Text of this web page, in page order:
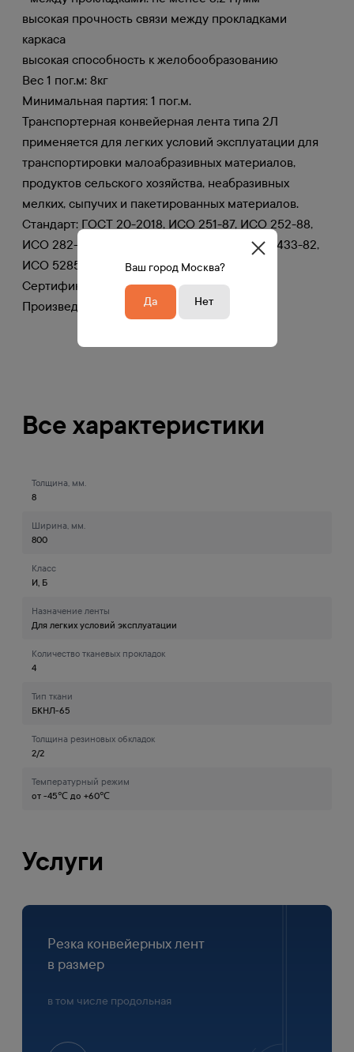
высокая прочность связи между прокладками
каркаса
высокая способность к желобообразованию
Вес 1 пог.м: 8кг
Минимальная партия: 1 пог.м.
Транспортерная конвейерная лента типа 2Л
применяется для легких условий эксплуатации для
транспортировки малоабразивных материалов,
продуктов сельского хозяйства, неабразивных
мелких, сыпучих и пакетированных материалов.
Стандарт: ГОСТ 20-2018, ИСО 251-87, ИСО 252-88,
ИСО 282-75, ИСО 284-82, ИСО 432-75, ИСО 433-82,
ИCO 5285-78, ИСО 583-75
Сертификат: Предоставляется по запросу
Произведено в Китае
Все характеристики
Толщина, мм.
8
Ширина, мм.
800
Класс
И, Б
Назначение ленты
Для легких условий эксплуатации
Количество тканевых прокладок
4
Тип ткани
БКНЛ-65
Толщина резиновых обкладок
2/2
Температурный режим
от -45℃ до +60℃
Услуги
Резка конвейерных лент
в размер
в том числе продольная
Ваш город Москва?
Да Нет